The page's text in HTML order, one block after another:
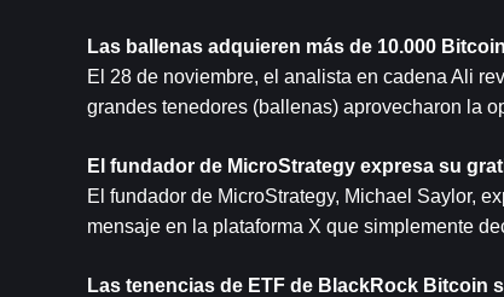
Las ballenas adquieren más de 10.000
El 28 de noviembre, el analista en cadena Ali
grandes tenedores (ballenas) aprovecharon la
El fundador de MicroStrategy expresa su
El fundador de MicroStrategy, Michael Saylor,
mensaje en la plataforma X que simplemente
Las tenencias de ETF de BlackRock Bitcoin